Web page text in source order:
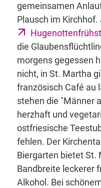
gemeinsamen
Plausch im
die
morgens gegessen
nicht, in St. Martha
französisch Café au
stehen die "Männer
herzhaft und
ostfriesische
fehlen. Der
Biergarten bietet St.
Bandbreite leckerer
Alkohol. Bei